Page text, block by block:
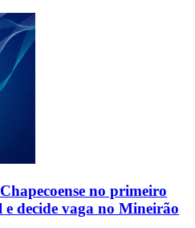
no primeiro
decide vaga no Mineirão